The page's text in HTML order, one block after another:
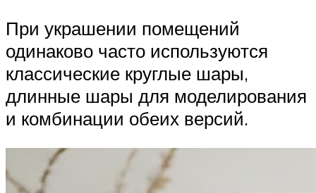
При украшении помещений
одинаково часто используются
классические круглые шары,
длинные шары для моделирования
и комбинации обеих версий.